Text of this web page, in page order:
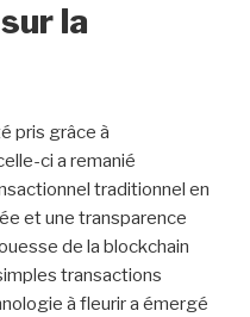
la
pris grâce à
ci a remanié
traditionnel en
et une transparence
de la blockchain
transactions
à fleurir a émergé